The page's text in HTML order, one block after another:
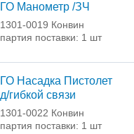
ГО Манометр /ЗЧ
1301-0019 Конвин
партия поставки: 1 шт
ГО Насадка Пистолет
д/гибкой связи
1301-0022 Конвин
партия поставки: 1 шт